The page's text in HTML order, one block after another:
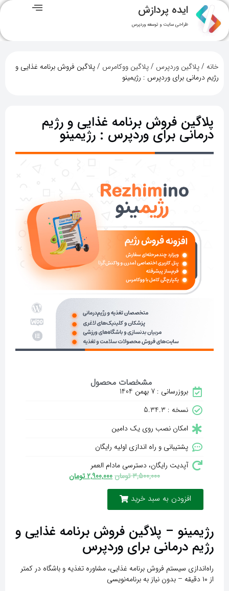
ایده پردازش
طراحی سایت و توسعه وردپرس
خانه /پلاگین وردپرس /پلاگین ووکامرس / پلاگین فروش برنامه غذایی و
رژیم درمانی برای وردپرس : رژیمینو
پلاگین فروش برنامه غذایی و رژیم
درمانی برای وردپرس : رژیمینو
مشخصات محصول
بروزرسانی : 7 بهمن 1404
نسخه : 5.34.3
امکان نصب روی یک دامین
پشتیبانی و راه اندازی اولیه رایگان
آپدیت رایگان، دسترسی مادام العمر
3,500,000تومان2,900,000تومان
افزودن به سبد خرید
رژیمینو – پلاگین فروش برنامه غذایی و
رژیم درمانی برای وردپرس
راه‌اندازی سیستم فروش برنامه غذایی، مشاوره تغذیه و باشگاه در کمتر
از ۱۰ دقیقه – بدون نیاز به برنامه‌نویسی